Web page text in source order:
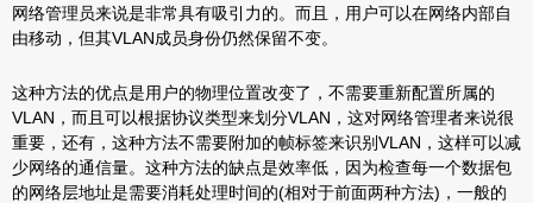
网络管理员来说是非常具有吸引力的。而且，用户可以在网络内部自
由移动，但其VLAN成员身份仍然保留不变。
这种方法的优点是用户的物理位置改变了，不需要重新配置所属的
VLAN，而且可以根据协议类型来划分VLAN，这对网络管理者来说很
重要，还有，这种方法不需要附加的帧标签来识别VLAN，这样可以减
少网络的通信量。这种方法的缺点是效率低，因为检查每一个数据包
的网络层地址是需要消耗处理时间的(相对于前面两种方法)，一般的